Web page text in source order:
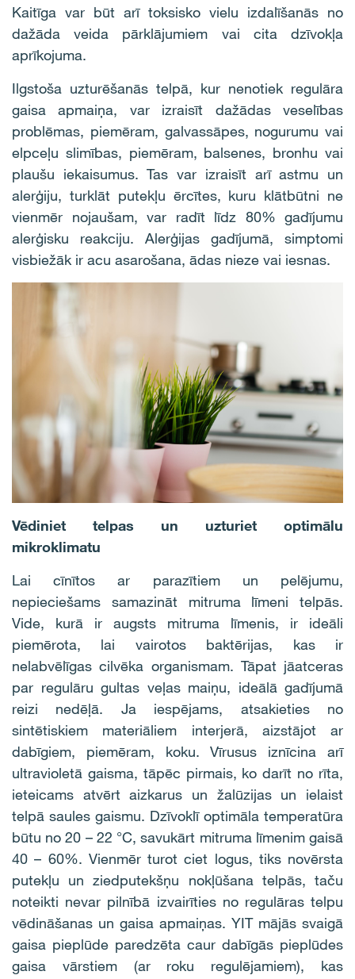
Kaitīga var būt arī toksisko vielu izdalīšanās no
dažāda veida pārklājumiem vai cita dzīvokļa
aprīkojuma.
Ilgstoša uzturēšanās telpā, kur nenotiek regulāra
gaisa apmaiņa, var izraisīt dažādas veselības
problēmas, piemēram, galvassāpes, nogurumu vai
elpceļu slimības, piemēram, balsenes, bronhu vai
plaušu iekaisumus. Tas var izraisīt arī astmu un
alerģiju, turklāt putekļu ērcītes, kuru klātbūtni ne
vienmēr nojaušam, var radīt līdz 80% gadījumu
alerģisku reakciju. Alerģijas gadījumā, simptomi
visbiežāk ir acu asarošana, ādas nieze vai iesnas.
Vēdiniet telpas un uzturiet optimālu
mikroklimatu
Lai cīnītos ar parazītiem un pelējumu,
nepieciešams samazināt mitruma līmeni telpās.
Vide, kurā ir augsts mitruma līmenis, ir ideāli
piemērota, lai vairotos baktērijas, kas ir
nelabvēlīgas cilvēka organismam. Tāpat jāatceras
par regulāru gultas veļas maiņu, ideālā gadījumā
reizi nedēļā. Ja iespējams, atsakieties no
sintētiskiem materiāliem interjerā, aizstājot ar
dabīgiem, piemēram, koku. Vīrusus iznīcina arī
ultravioletā gaisma, tāpēc pirmais, ko darīt no rīta,
ieteicams atvērt aizkarus un žalūzijas un ielaist
telpā saules gaismu. Dzīvoklī optimāla temperatūra
būtu no 20 – 22 °C, savukārt mitruma līmenim gaisā
40 – 60%. Vienmēr turot ciet logus, tiks novērsta
putekļu un ziedputekšņu nokļūšana telpās, taču
noteikti nevar pilnībā izvairīties no regulāras telpu
vēdināšanas un gaisa apmaiņas. YIT mājās svaigā
gaisa pieplūde paredzēta caur dabīgās pieplūdes
gaisa vārstiem (ar roku regulējamiem), kas